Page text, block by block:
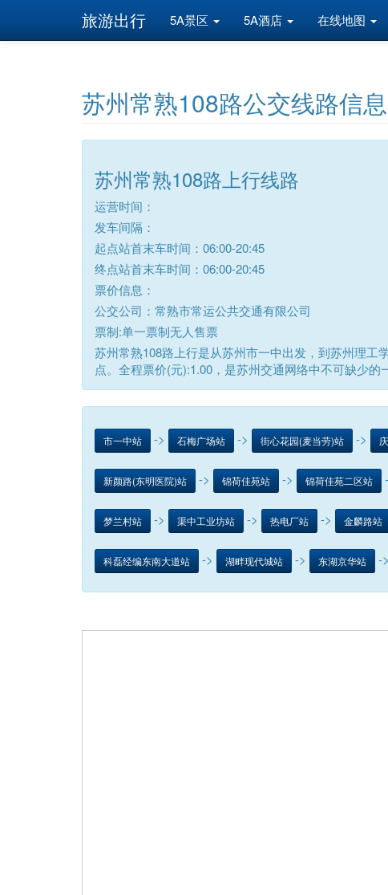
旅游出行 5A景区 5A酒店 在线地图
苏州常熟108路公交线路信息
苏州常熟108路上行线路
运营时间：
发车间隔：
起点站首末车时间：06:00-20:45
终点站首末车时间：06:00-20:45
票价信息：
公交公司：常熟市常运公共交通有限公司
票制:单一票制无人售票
苏州常熟108路上行是从苏州市一中出发，到苏州理
点。全程票价(元):1.00，是苏州交通网络中不可缺少的
市一中站 -> 石梅广场站 -> 街心花园(麦当劳)站 ->
新颜路(东明医院)站 -> 锦荷佳苑站 -> 锦荷佳苑二区站
梦兰村站 -> 渠中工业坊站 -> 热电厂站 -> 金麟路站
科磊经编东南大道站 -> 湖畔现代城站 -> 东湖京华站 ->